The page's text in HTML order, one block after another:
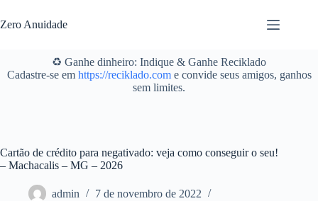
para
o
Zero Anuidade
♻️ Ganhe dinheiro: Indique & Ganhe Reciklado
Cadastre-se em https://reciklado.come convide seus amigos, ganhos
sem limites.
Cartão de crédito para negativado: veja como conseguir o seu!
– Machacalis – MG – 2026
admin
7 de novembro de 2022